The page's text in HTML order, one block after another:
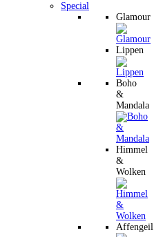
Special
Glamour
Lippen
Boho
&
Mandala
Himmel
&
Wolken
Affengeil